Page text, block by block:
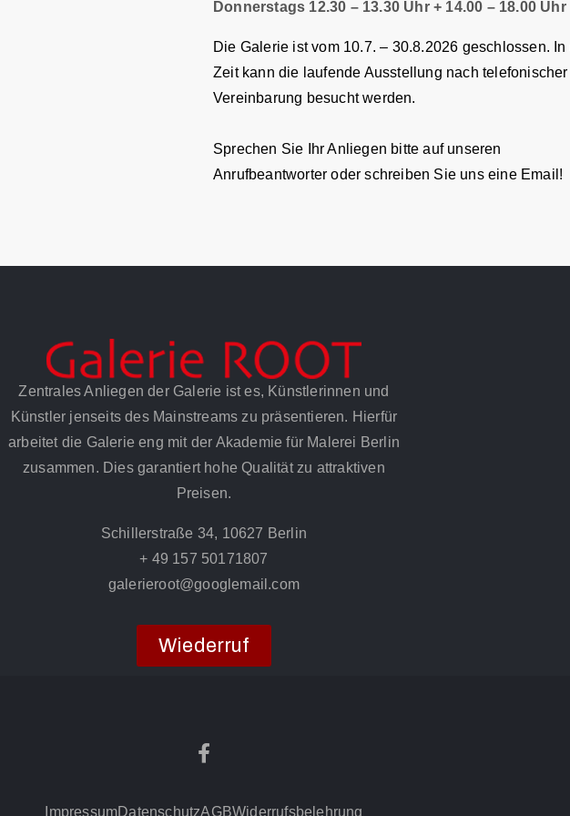
Donnerstags 12.30 – 13.30 Uhr + 14.00 – 18.00 Uhr
Die Galerie ist vom 10.7. – 30.8.2026 geschlossen. In
Zeit kann die laufende Ausstellung nach telefonischer
Vereinbarung besucht werden.
Sprechen Sie Ihr Anliegen bitte auf unseren
Anrufbeantworter oder schreiben Sie uns eine Email!
Zentrales Anliegen der Galerie ist es, Künstlerinnen und
Künstler jenseits des Mainstreams zu präsentieren. Hierfür
arbeitet die Galerie eng mit der Akademie für Malerei Berlin
zusammen. Dies garantiert hohe Qualität zu attraktiven
Preisen.
Schillerstraße 34, 10627 Berlin
+ 49 157 50171807
galerieroot@googlemail.com
Wiederruf
ImpressumDatenschutzAGBWiderrufsbelehrung